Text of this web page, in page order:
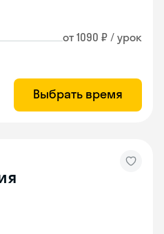
от 1090 ₽ / урок
Выбрать время